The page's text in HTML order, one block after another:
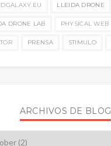
LLEIDA DRONE
DRONE LAB PHYSICAL WEB
PRENSA STIMULO
ARCHIVOS DE BLOG